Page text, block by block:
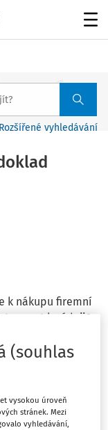
Rozšířené vyhledávání
k nákupu firemní
k výdaji?
materiál): a)
b) firma nechá
c) na základě
do
(souhlas
vysokou úroveň
stránek. Mezi
vyhledávání,